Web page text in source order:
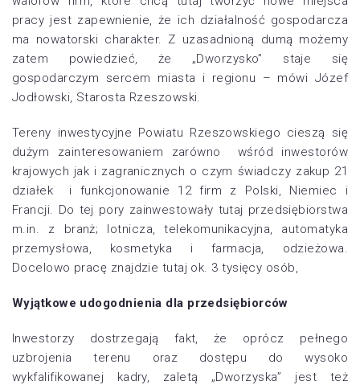
pracy jest zapewnienie, że ich działalność gospodarcza
ma nowatorski charakter. Z uzasadnioną dumą możemy
zatem powiedzieć, że „Dworzysko” staje się
gospodarczym sercem miasta i regionu – mówi Józef
Jodłowski, Starosta Rzeszowski.
Tereny inwestycyjne Powiatu Rzeszowskiego cieszą się
dużym zainteresowaniem zarówno wśród inwestorów
krajowych jak i zagranicznych o czym świadczy zakup 21
działek i funkcjonowanie 12 firm z Polski, Niemiec i
Francji. Do tej pory zainwestowały tutaj przedsiębiorstwa
m.in. z branż; lotnicza, telekomunikacyjna, automatyka
przemysłowa, kosmetyka i farmacja, odzieżowa.
Docelowo pracę znajdzie tutaj ok. 3 tysięcy osób,
Wyjątkowe udogodnienia dla przedsiębiorców
Inwestorzy dostrzegają fakt, że oprócz pełnego
uzbrojenia terenu oraz dostępu do wysoko
wykfalifikowanej kadry, zaletą „Dworzyska” jest też